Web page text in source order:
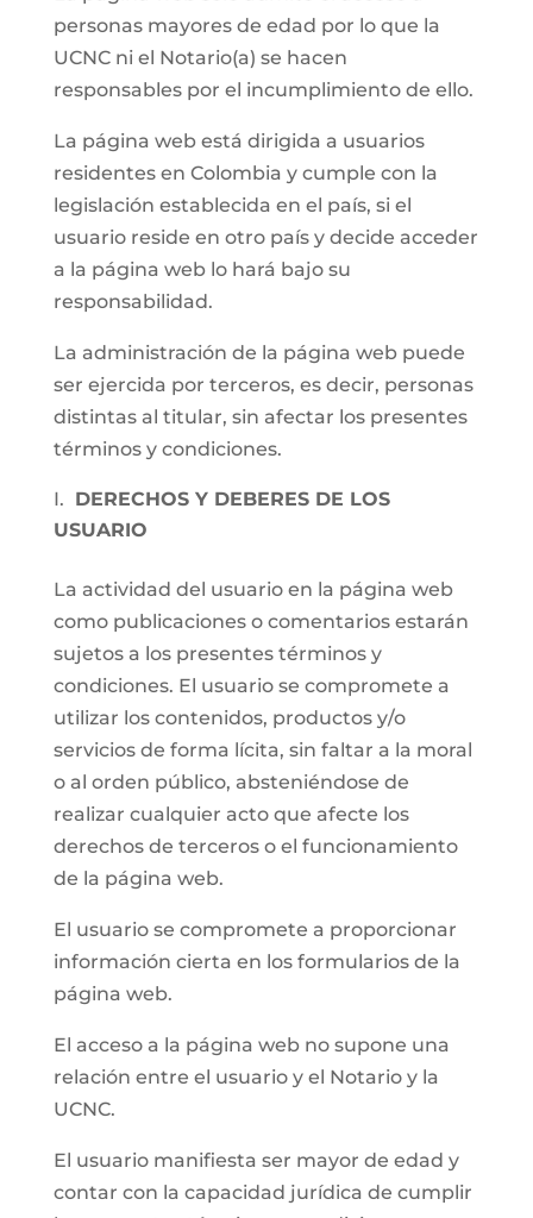
personas mayores de edad por lo que la
UCNC ni el Notario(a) se hacen
responsables por el incumplimiento de ello.
La página web está dirigida a usuarios
residentes en Colombia y cumple con la
legislación establecida en el país, si el
usuario reside en otro país y decide acceder
a la página web lo hará bajo su
responsabilidad.
La administración de la página web puede
ser ejercida por terceros, es decir, personas
distintas al titular, sin afectar los presentes
términos y condiciones.
DERECHOS Y DEBERES DE LOS
USUARIO
La actividad del usuario en la página web
como publicaciones o comentarios estarán
sujetos a los presentes términos y
condiciones. El usuario se compromete a
utilizar los contenidos, productos y/o
servicios de forma lícita, sin faltar a la moral
o al orden público, absteniéndose de
realizar cualquier acto que afecte los
derechos de terceros o el funcionamiento
de la página web.
El usuario se compromete a proporcionar
información cierta en los formularios de la
página web.
El acceso a la página web no supone una
relación entre el usuario y el Notario y la
UCNC.
El usuario manifiesta ser mayor de edad y
contar con la capacidad jurídica de cumplir